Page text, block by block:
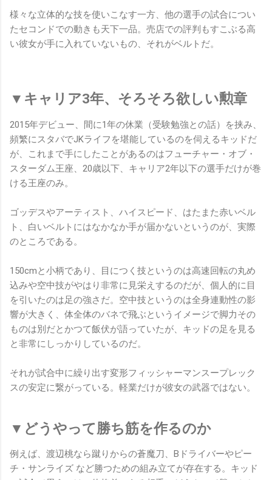
様々な立体的な技を使いこなす一方、他の選手の試合につい
たセコンドでの動きも天下一品。売店での評判もすこぶる高
い彼女が手に入れていないもの、それがベルトだ。
▼キャリア3年、そろそろ欲しい勲章
2015年デビュー、間に1年の休業（受験勉強との話）を挟み、
頻繁にスタバでJKライフを堪能しているのを伺えるキッドだ
が、これまで手にしたことがあるのはフューチャー・オブ・
スターダム王座、20歳以下、キャリア2年以下の選手だけが巻
ける王座のみ。
ゴッデスやアーティスト、ハイスピード、はたまた赤いベル
ト、白いベルトにはなかなか手が届かないというのが、実際
のところである。
150cmと小柄であり、目につく技というのは高速回転の丸め
込みや空中技がやはり非常に見栄えするのだが、個人的に目
を引いたのは足の強さだ。空中技というのは全身連動性の影
響が大きく、体全体のバネで飛ぶというイメージで脚力その
ものは別だとかつて飯伏が語っていたが、キッドの足を見る
と非常にしっかりしているのだ。
それが試合中に繰り出す変形フィッシャーマンスープレック
スの安定に繋がっている。軽業だけが彼女の武器ではない。
▼どうやって勝ち筋を作るのか
例えば、渡辺桃なら蹴りからの蒼魔刀、Bドライバーやピー
チ・サンライズ など勝つための組み立てが存在する。キッド